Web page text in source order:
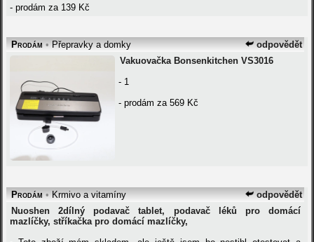
- prodám za 139 Kč
odpovědět
Prodám •Přepravky a domky
Vakuovačka Bonsenkitchen VS3016
- 1
- prodám za 569 Kč
odpovědět
Prodám •Krmivo a vitamíny
Nuoshen 2dílný podavač tablet, podavač léků pro domácí
mazlíčky, stříkačka pro domácí mazlíčky,